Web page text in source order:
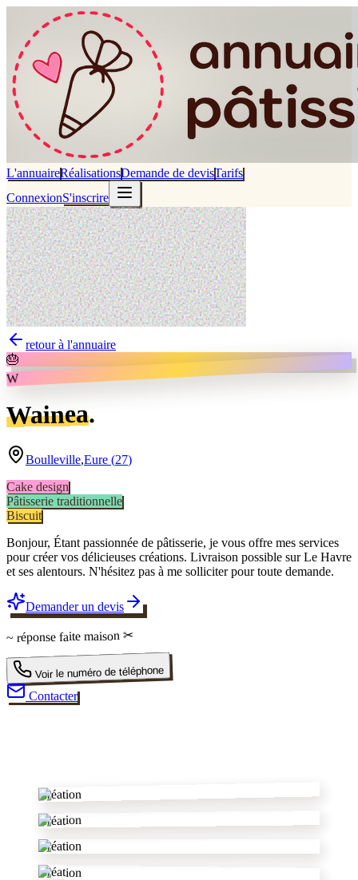
L'annuaireRéalisationsDemande de devisTarifs
ConnexionS'inscrire
retour à l'annuaire
🎂
W
Wainea.
Boulleville,Eure (27)
Cake design
Pâtisserie traditionnelle
Biscuit
Bonjour, Étant passionnée de pâtisserie, je vous offre mes services
pour créer vos délicieuses créations. Livraison possible sur Le Havre
et ses alentours. N'hésitez pas à me solliciter pour toute demande.
Demander un devis
~ réponsefaite maison ✂
Voir le numéro de téléphone
Contacter
Création
Création
Création
Création